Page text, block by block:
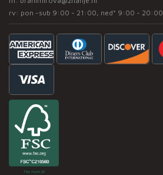
rv: pon -sub 9:00 - 21:00, ned* 9:00 - 20:00